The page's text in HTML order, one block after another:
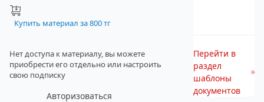
Купить материал за 800 тг
Нет доступа к материалу, вы можете
приобрести его отдельно или настроить
свою подписку
Авторизоваться
Перейти в
раздел
шаблоны
документов